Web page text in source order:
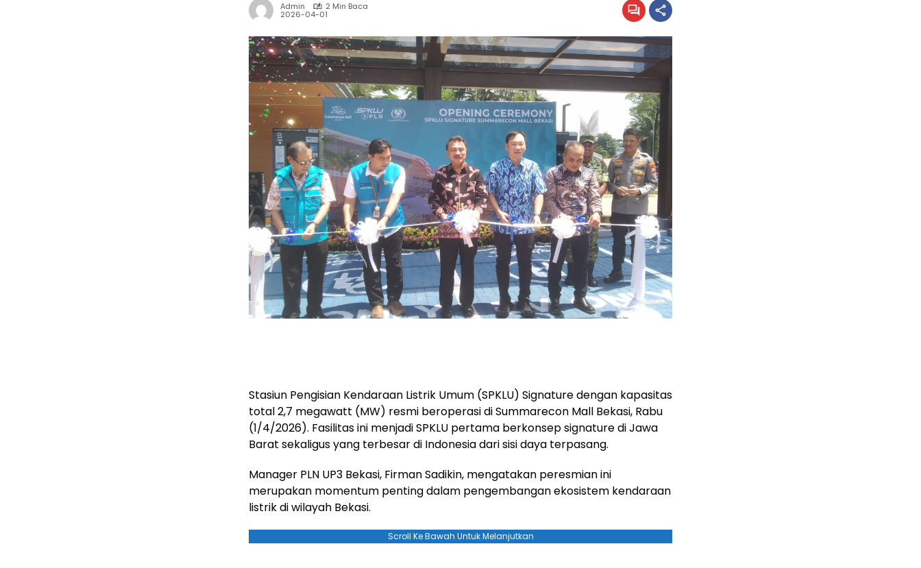
Admin 2 Min Baca
2026-04-01
Stasiun Pengisian Kendaraan Listrik Umum (SPKLU) Signature dengan kapasitas
total 2,7 megawatt (MW) resmi beroperasi di Summarecon Mall Bekasi, Rabu
(1/4/2026). Fasilitas ini menjadi SPKLU pertama berkonsep signature di Jawa
Barat sekaligus yang terbesar di Indonesia dari sisi daya terpasang.
Manager PLN UP3 Bekasi, Firman Sadikin, mengatakan peresmian ini
merupakan momentum penting dalam pengembangan ekosistem kendaraan
listrik di wilayah Bekasi.
Scroll Ke Bawah Untuk Melanjutkan